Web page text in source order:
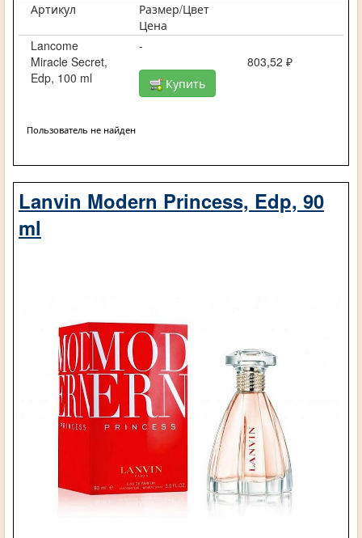
Артикул
Размер/Цвет
Цена
Lancome
Miracle Secret,
Edp, 100 ml
-
803,52 ₽
Купить
Пользователь не найден
Lanvin Modern Princess, Edp, 90
ml